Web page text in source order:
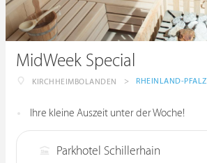
MidWeek Special
KIRCHHEIMBOLANDEN > RHEINLAND-PFALZ
Ihre kleine Auszeit unter der Woche!
Parkhotel Schillerhain